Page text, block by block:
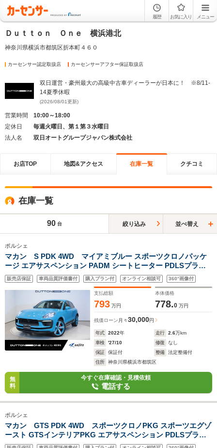
履歴 お気に入り メニュー
Ｄｕｔｔｏｎ Ｏｎｅ 横浜港北
神奈川県横浜市都筑区折本町４６０
カーセンサー認定取扱店 カーセンサーアフター保証取扱店
双日運営・豪州最大の高級中古車ディーラーが日本に！ ※8/11-
14夏季休暇
(2026/08/01更新)
営業時間
10:00～18:00
定休日
毎週火曜日、第１第３水曜日
法人名
双日オートグループジャパン株式会社
お店TOP 地図&アクセス 在庫一覧 クチコミ
在庫一覧
90 台 絞り込み 並べ替え
ポルシェ
マカン S PDK 4WD マイアミブルー スポーツクロノパッケ
ージ エアサスペンション PADM シートヒーター PDLSプラス
21インチAW(ボディ同色) カラークレストホイールキャップ エ
ントリー&ドライブ メモリー付パワーシート
販売店保証 車両品質評価書付 購入プラン付 オンライン相談可 360°画像付
支払総額
793 万円
本体価格
778.0 万円
残価ローン 月々30,000円
年式 2022年 走行 2.6万km
車検
'27/10 修復
なし
保証
保証付 整備
法定整備付
住所
神奈川県横浜市都筑区
無
料
今すぐ在庫確認・見積依頼
電話する
ポルシェ
マカン GTS PDK 4WD スポーツクロノPKG スポーツエグゾ
ースト GTSインテリアPKG エアサスペンション PDLSプラス
コンフォートライティングPKG ドライバーメモリーPKG パワ